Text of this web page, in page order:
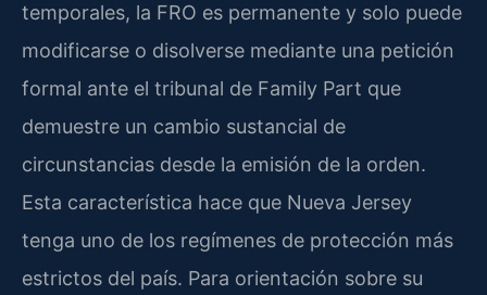
temporales, la FRO es permanente y solo puede
modificarse o disolverse mediante una petición
formal ante el tribunal de Family Part que
demuestre un cambio sustancial de
circunstancias desde la emisión de la orden.
Esta característica hace que Nueva Jersey
tenga uno de los regímenes de protección más
estrictos del país. Para orientación sobre su